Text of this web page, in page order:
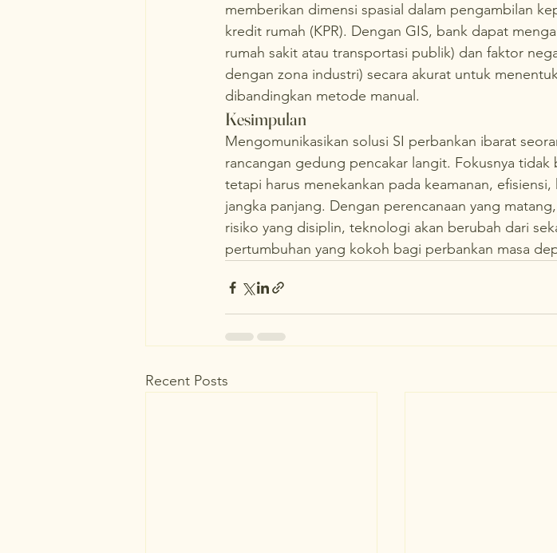
memberikan dimensi spasial dalam pengambilan
kredit rumah (KPR). Dengan GIS, bank dapat
rumah sakit atau transportasi publik) dan faktor
dengan zona industri) secara akurat untuk
dibandingkan metode manual.
Kesimpulan
Mengomunikasikan solusi SI perbankan ibarat
rancangan gedung pencakar langit. Fokusnya
tetapi harus menekankan pada keamanan,
jangka panjang. Dengan perencanaan yang
risiko yang disiplin, teknologi akan berubah dari
pertumbuhan yang kokoh bagi perbankan masa
Recent Posts